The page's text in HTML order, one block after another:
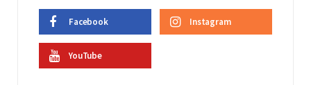
Facebook Instagram
YouTube